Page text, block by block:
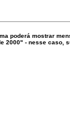
poderá mostrar
2000" - nesse caso,